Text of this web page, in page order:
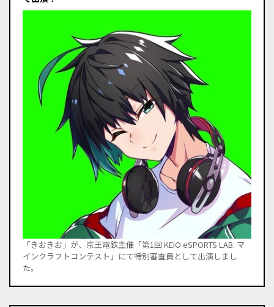
「きおきお」が、京王電鉄主催「第1回 KEIO eSPORTS LAB. マ
インクラフトコンテスト」にて特別審査員として出演しまし
た。